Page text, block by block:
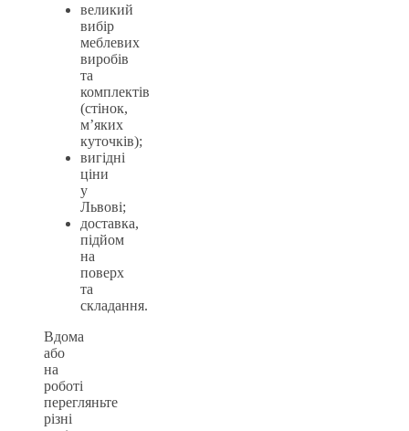
великий
вибір
меблевих
виробів
та
комплектів
(стінок,
м’яких
куточків);
вигідні
ціни
у
Львові;
доставка,
підйом
на
поверх
та
складання.
Вдома
або
на
роботі
перегляньте
різні